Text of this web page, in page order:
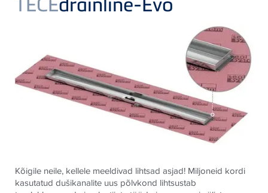
Kõigile neile, kellele meeldivad lihtsad asjad! Miljoneid kordi
kasutatud dušikanalite uus põlvkond lihtsustab